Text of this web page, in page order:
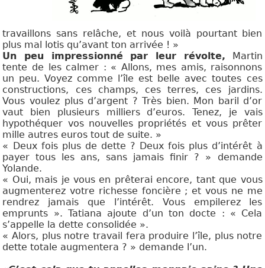
travaillons sans relâche, et nous voilà pourtant bien
plus mal lotis qu’avant ton arrivée ! »
Un peu impressionné par leur révolte, Martin
tente de les calmer : « Allons, mes amis, raisonnons
un peu. Voyez comme l’île est belle avec toutes ces
constructions, ces champs, ces terres, ces jardins.
Vous voulez plus d’argent ? Très bien. Mon baril d’or
vaut bien plusieurs milliers d’euros. Tenez, je vais
hypothéquer vos nouvelles propriétés et vous prêter
mille autres euros tout de suite. »
« Deux fois plus de dette ? Deux fois plus d’intérêt à
payer tous les ans, sans jamais finir ? » demande
Yolande.
« Oui, mais je vous en prêterai encore, tant que vous
augmenterez votre richesse foncière ; et vous ne me
rendrez jamais que l’intérêt. Vous empilerez les
emprunts ». Tatiana ajoute d’un ton docte : « Cela
s’appelle la dette consolidée ».
« Alors, plus notre travail fera produire l’île, plus notre
dette totale augmentera ? » demande l’un.